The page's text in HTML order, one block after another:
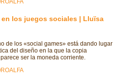
en los juegos sociales | Lluïsa
de los «social games» está dando lugar
del diseño en la que la copia
ser la moneda corriente.